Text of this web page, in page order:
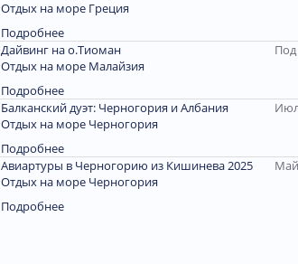
Отдых на море Греция
Подробнее
Дайвинг на о.Тиоман
Отдых на море Малайзия
Подробнее
Под
Балканский дуэт: Черногория и Албания
Отдых на море Черногория
Подробнее
Авиартуры в Черногорию из Кишинева 2025
Отдых на море Черногория
Подробнее